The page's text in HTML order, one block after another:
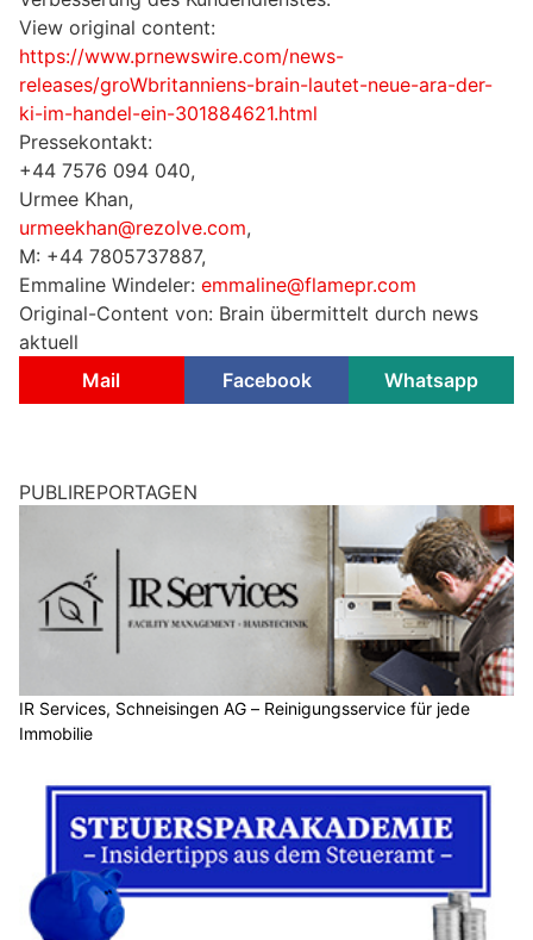
View original content:
https://www.prnewswire.com/news-
releases/groWbritanniens-brain-lautet-neue-ara-der-
ki-im-handel-ein-301884621.html
Pressekontakt:
+44 7576 094 040,
Urmee Khan,
urmeekhan@rezolve.com,
M: +44 7805737887,
Emmaline Windeler: emmaline@flamepr.com
Original-Content von: Brain übermittelt durch news
aktuell
Mail
Facebook Whatsapp
PUBLIREPORTAGEN
IR Services, Schneisingen AG – Reinigungsservice für jede
Immobilie